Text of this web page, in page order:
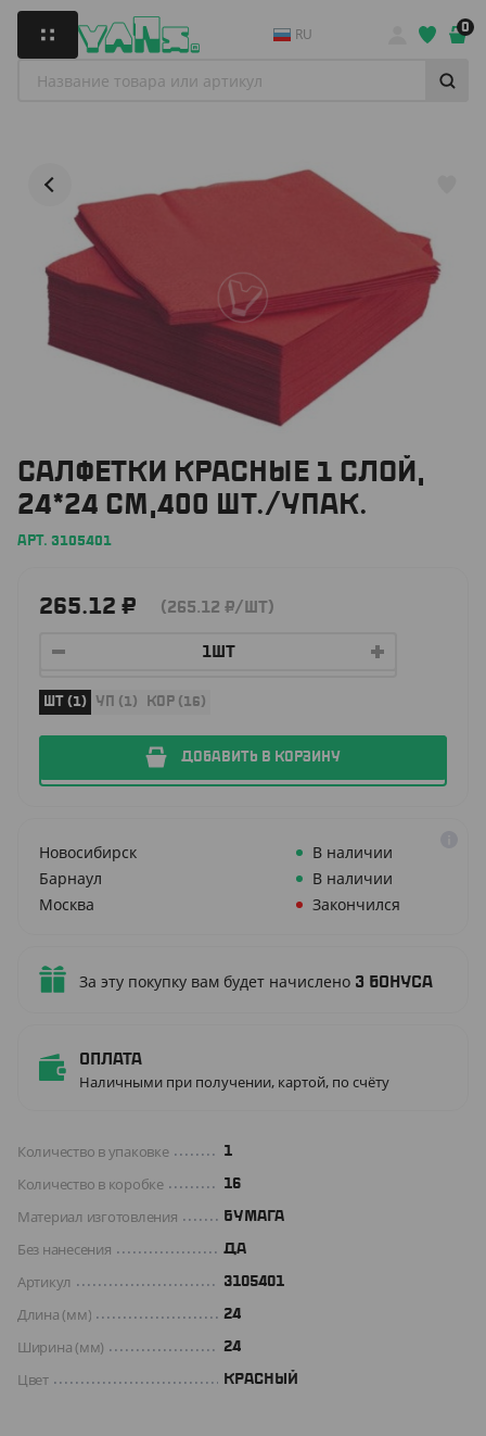
RU 0
САЛФЕТКИ КРАСНЫЕ 1 СЛОЙ,
24*24 СМ,400 ШТ./УПАК.
АРТ. 3105401
265.12 ₽ (265.12 ₽/ШТ)
ШТ (1) УП (1) КОР (16)
ДОБАВИТЬ В КОРЗИНУ
Новосибирск
В наличии
Барнаул
В наличии
Москва
Закончился
За эту покупку вам будет начислено 3 бонуса
Оплата
Наличными при получении, картой, по счёту
Количество в упаковке 1
Количество в коробке 16
Материал изготовления БУМАГА
Без нанесения ДА
Артикул 3105401
Длина (мм) 24
Ширина (мм) 24
Цвет КРАСНЫЙ